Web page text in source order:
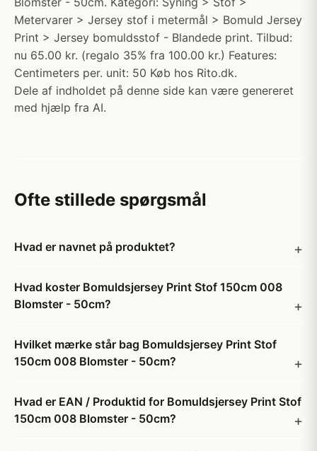
Metervarer > Jersey stof i metermål > Bomuld Jersey
Print > Jersey bomuldsstof - Blandede print. Tilbud:
nu 65.00 kr. (regalo 35% fra 100.00 kr.) Features:
Centimeters per. unit: 50 Køb hos Rito.dk.
Dele af indholdet på denne side kan være genereret
med hjælp fra AI.
Ofte stillede spørgsmål
Hvad er navnet på produktet?
Hvad koster Bomuldsjersey Print Stof 150cm 008
Blomster - 50cm?
Hvilket mærke står bag Bomuldsjersey Print Stof
150cm 008 Blomster - 50cm?
Hvad er EAN / Produktid for Bomuldsjersey Print Stof
150cm 008 Blomster - 50cm?